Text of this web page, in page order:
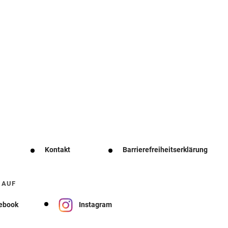
Kontakt Barrierefreiheitserklärung
AUF
Instagram